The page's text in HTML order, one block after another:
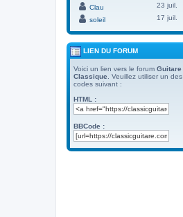
Clau
23 juil.
soleil
17 juil.
LIEN DU FORUM
Voici un lien vers le forum Guitare
Classique . Veuillez utiliser un des
codes suivant :
HTML :
BBCode :